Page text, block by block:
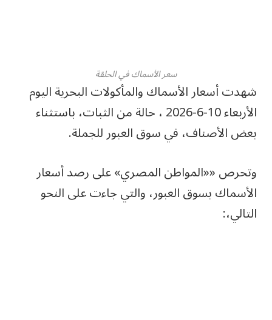
سعر الأسماك في الحلقة
شهدت أسعار الأسماك والمأكولات البحرية اليوم
الأربعاء 10-6-2026 ، حالة من الثبات، باستثناء
بعض الأصناف، في سوق العبور للجملة.
وتحرص ««المواطن المصري» على رصد أسعار
الأسماك بسوق العبور، والتي جاءت على النحو
التالي،: